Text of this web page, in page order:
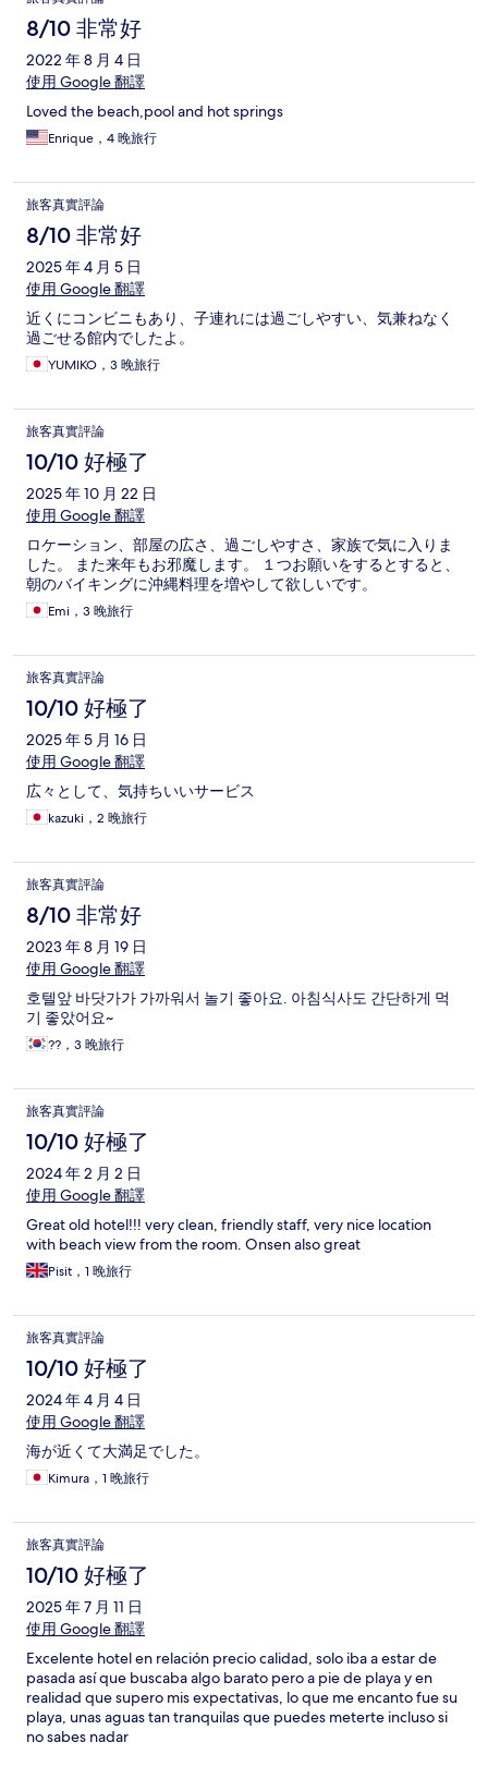
8/10 非常好
2022 年 8 月 4 日
使用 Google 翻譯
Loved the beach,pool and hot springs
Enrique，4 晚旅行
旅客真實評論
8/10 非常好
2025 年 4 月 5 日
使用 Google 翻譯
近くにコンビニもあり、子連れには過ごしやすい、気兼ねなく
過ごせる館内でしたよ。
YUMIKO，3 晚旅行
旅客真實評論
10/10 好極了
2025 年 10 月 22 日
使用 Google 翻譯
ロケーション、部屋の広さ、過ごしやすさ、家族で気に入りま
した。 また来年もお邪魔します。 １つお願いをするとすると、
朝のバイキングに沖縄料理を増やして欲しいです。
Emi，3 晚旅行
旅客真實評論
10/10 好極了
2025 年 5 月 16 日
使用 Google 翻譯
広々として、気持ちいいサービス
kazuki，2 晚旅行
旅客真實評論
8/10 非常好
2023 年 8 月 19 日
使用 Google 翻譯
호텔앞 바닷가가 가까워서 놀기 좋아요. 아침식사도 간단하게 먹
기 좋았어요~
??，3 晚旅行
旅客真實評論
10/10 好極了
2024 年 2 月 2 日
使用 Google 翻譯
Great old hotel!!! very clean, friendly staff, very nice location
with beach view from the room. Onsen also great
Pisit，1 晚旅行
旅客真實評論
10/10 好極了
2024 年 4 月 4 日
使用 Google 翻譯
海が近くて大満足でした。
Kimura，1 晚旅行
旅客真實評論
10/10 好極了
2025 年 7 月 11 日
使用 Google 翻譯
Excelente hotel en relación precio calidad, solo iba a estar de
pasada así que buscaba algo barato pero a pie de playa y en
realidad que supero mis expectativas, lo que me encanto fue su
playa, unas aguas tan tranquilas que puedes meterte incluso si
no sabes nadar